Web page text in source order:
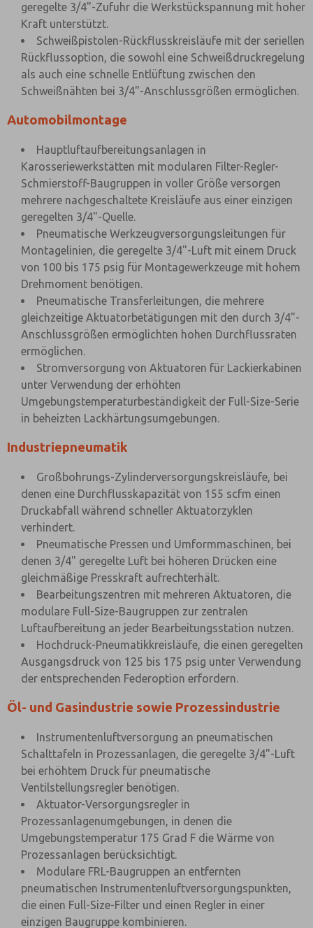
geregelte 3/4"-Zufuhr die Werkstückspannung mit hoher
Kraft unterstützt.
Schweißpistolen-Rückflusskreisläufe mit der seriellen
Rückflussoption, die sowohl eine Schweißdruckregelung
als auch eine schnelle Entlüftung zwischen den
Schweißnähten bei 3/4"-Anschlussgrößen ermöglichen.
Automobilmontage
Hauptluftaufbereitungsanlagen in
Karosseriewerkstätten mit modularen Filter-Regler-
Schmierstoff-Baugruppen in voller Größe versorgen
mehrere nachgeschaltete Kreisläufe aus einer einzigen
geregelten 3/4"-Quelle.
Pneumatische Werkzeugversorgungsleitungen für
Montagelinien, die geregelte 3/4"-Luft mit einem Druck
von 100 bis 175 psig für Montagewerkzeuge mit hohem
Drehmoment benötigen.
Pneumatische Transferleitungen, die mehrere
gleichzeitige Aktuatorbetätigungen mit den durch 3/4"-
Anschlussgrößen ermöglichten hohen Durchflussraten
ermöglichen.
Stromversorgung von Aktuatoren für Lackierkabinen
unter Verwendung der erhöhten
Umgebungstemperaturbeständigkeit der Full-Size-Serie
in beheizten Lackhärtungsumgebungen.
Industriepneumatik
Großbohrungs-Zylinderversorgungskreisläufe, bei
denen eine Durchflusskapazität von 155 scfm einen
Druckabfall während schneller Aktuatorzyklen
verhindert.
Pneumatische Pressen und Umformmaschinen, bei
denen 3/4" geregelte Luft bei höheren Drücken eine
gleichmäßige Presskraft aufrechterhält.
Bearbeitungszentren mit mehreren Aktuatoren, die
modulare Full-Size-Baugruppen zur zentralen
Luftaufbereitung an jeder Bearbeitungsstation nutzen.
Hochdruck-Pneumatikkreisläufe, die einen geregelten
Ausgangsdruck von 125 bis 175 psig unter Verwendung
der entsprechenden Federoption erfordern.
Öl- und Gasindustrie sowie Prozessindustrie
Instrumentenluftversorgung an pneumatischen
Schalttafeln in Prozessanlagen, die geregelte 3/4"-Luft
bei erhöhtem Druck für pneumatische
Ventilstellungsregler benötigen.
Aktuator-Versorgungsregler in
Prozessanlagenumgebungen, in denen die
Umgebungstemperatur 175 Grad F die Wärme von
Prozessanlagen berücksichtigt.
Modulare FRL-Baugruppen an entfernten
pneumatischen Instrumentenluftversorgungspunkten,
die einen Full-Size-Filter und einen Regler in einer
einzigen Baugruppe kombinieren.